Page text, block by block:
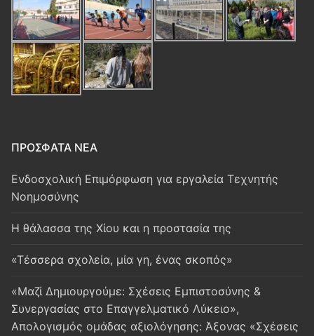
ΠΡΌΣΦΑΤΑ ΝΈΑ
Ενδοσχολική Επιμόρφωση για εργαλεία Τεχνητής
Νοημοσύνης
Η θάλασσα της Χίου και η προστασία της
«Τέσσερα σχολεία, μία γη, ένας σκοπός»
«Μαζί Δημιουργούμε: Σχέσεις Εμπιστοσύνης &
Συνεργασίας στο Επαγγελματικό Λύκειο»,
Απολογισμός ομάδας αξιολόγησης: Άξονας «Σχέσεις